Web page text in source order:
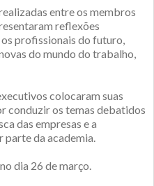
entre os membros
reflexões
profissionais do futuro,
do mundo do trabalho,
colocaram suas
conduzir os temas debatidos
das empresas e a
parte da academia.
dia 26 de março.